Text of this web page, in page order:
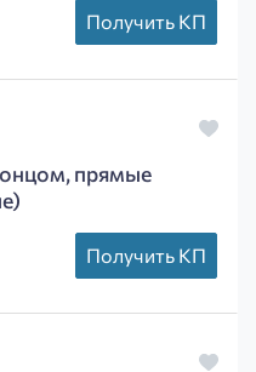
Получить КП
прямые
Получить КП